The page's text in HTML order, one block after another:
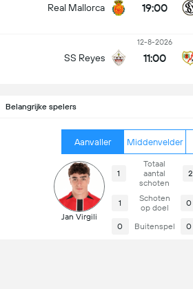
Real Mallorca 19:00
SS Reyes
12-8-2026
11:00
Belangrijke spelers
Aanvaller Middenvelder
Jan Virgili
1
Totaal
aantal
schoten
2
1
Schoten
op doel
0
0 Buitenspel 0